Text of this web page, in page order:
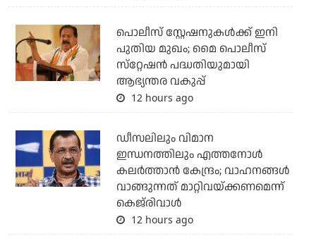
പൊലീസ് സ്റ്റേഷനുകള്‍ക്ക് ഇനി
പുതിയ മുഖം; മൈ പൊലീസ്
സ്‌റ്റേഷന്‍ പദ്ധതിയുമായി
ആഭ്യന്തര വകുപ്പ്
12 hours ago
ഡീസലിലും വിമാന
ഇന്ധനത്തിലും എത്തനോള്‍
കലര്‍ത്താന്‍ കേന്ദ്രം; വാഹനങ്ങള്‍
വാങ്ങുന്നത് മാറ്റിവയ്ക്കണമെന്ന്
കെജ്‌രിവാള്‍
12 hours ago